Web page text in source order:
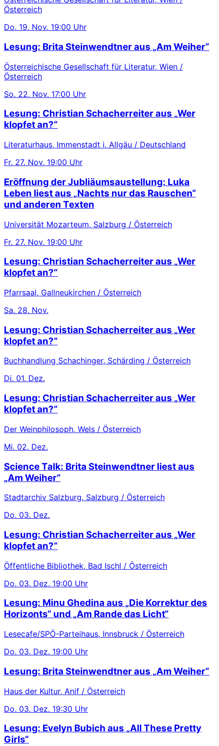
Österreich
Do. 19. Nov. 19:00 Uhr
Lesung: Brita Steinwendtner aus „Am Weiher“
Österreichische Gesellschaft für Literatur, Wien /
Österreich
So. 22. Nov. 17:00 Uhr
Lesung: Christian Schacherreiter aus „Wer
klopfet an?“
Literaturhaus, Immenstadt i. Allgäu / Deutschland
Fr. 27. Nov. 19:00 Uhr
Eröffnung der Jubliäumsaustellung: Luka
Leben liest aus „Nachts nur das Rauschen“
und anderen Texten
Universität Mozarteum, Salzburg / Österreich
Fr. 27. Nov. 19:00 Uhr
Lesung: Christian Schacherreiter aus „Wer
klopfet an?“
Pfarrsaal, Gallneukirchen / Österreich
Sa. 28. Nov.
Lesung: Christian Schacherreiter aus „Wer
klopfet an?“
Buchhandlung Schachinger, Schärding / Österreich
Di. 01. Dez.
Lesung: Christian Schacherreiter aus „Wer
klopfet an?“
Der Weinphilosoph, Wels / Österreich
Mi. 02. Dez.
Science Talk: Brita Steinwendtner liest aus
„Am Weiher“
Stadtarchiv Salzburg, Salzburg / Österreich
Do. 03. Dez.
Lesung: Christian Schacherreiter aus „Wer
klopfet an?“
Öffentliche Bibliothek, Bad Ischl / Österreich
Do. 03. Dez. 19:00 Uhr
Lesung: Minu Ghedina aus „Die Korrektur des
Horizonts“ und „Am Rande das Licht“
Lesecafe/SPÖ-Parteihaus, Innsbruck / Österreich
Do. 03. Dez. 19:00 Uhr
Lesung: Brita Steinwendtner aus „Am Weiher“
Haus der Kultur, Anif / Österreich
Do. 03. Dez. 19:30 Uhr
Lesung: Evelyn Bubich aus „All These Pretty
Girls“